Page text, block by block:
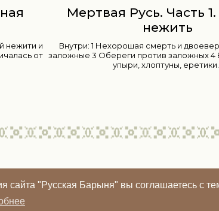
сайта "Русская Барыня" вы соглашаетесь с
2 Кто такие
мертвецов:
Истории к 8 Марта:
Зверева и
Женсоветы, фиктивные браки,
сплетни, профессорские
Сегодня «Русская барыня»